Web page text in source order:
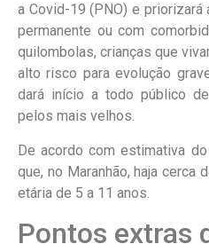
a Covid-19 (PNO) e
permanente ou com
quilombolas, crianças que
alto risco para evolução
dará início a todo público
pelos mais velhos.
De acordo com estimativa do
que, no Maranhão, haja cerca
etária de 5 a 11 anos.
Pontos extras